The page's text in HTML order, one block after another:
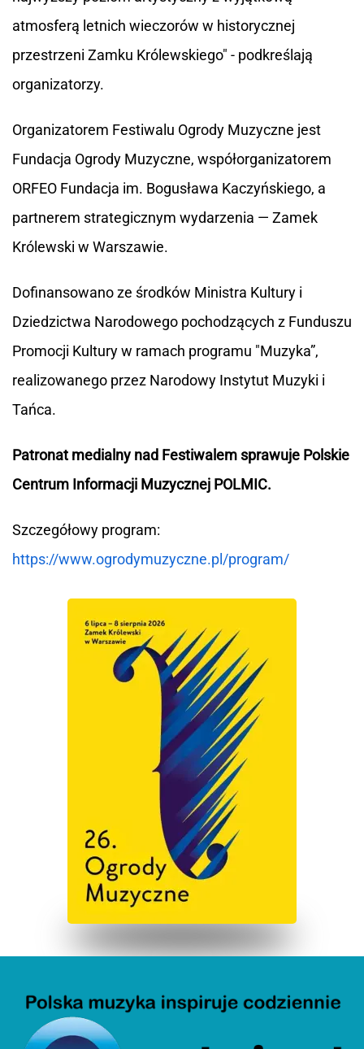
atmosferą letnich wieczorów w historycznej
przestrzeni Zamku Królewskiego" - podkreślają
organizatorzy.
Organizatorem Festiwalu Ogrody Muzyczne jest
Fundacja Ogrody Muzyczne, współorganizatorem
ORFEO Fundacja im. Bogusława Kaczyńskiego, a
partnerem strategicznym wydarzenia — Zamek
Królewski w Warszawie.
Dofinansowano ze środków Ministra Kultury i
Dziedzictwa Narodowego pochodzących z Funduszu
Promocji Kultury w ramach programu "Muzyka”,
realizowanego przez Narodowy Instytut Muzyki i
Tańca.
Patronat medialny nad Festiwalem sprawuje Polskie
Centrum Informacji Muzycznej POLMIC.
Szczegółowy program:
https://www.ogrodymuzyczne.pl/program/